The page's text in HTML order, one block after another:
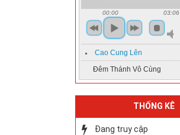
00:00 03:06
Cao Cung Lên
Đêm Thánh Vô Cùng
THỐNG KÊ
Đang truy cập